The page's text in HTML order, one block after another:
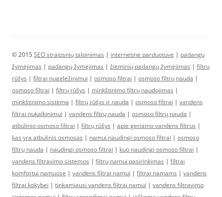
© 2015SEO straipsnių talpinimas | internetine parduotuve | padangų
žymėjimas | padangų žymėjimas | žieminių padangų žymėjimas | filtrų
rūšys | filtrai nugeležinimui | osmoso filtrai | osmoso filtrų nauda |
osmoso filtrai | filtrų rūšys | minkštinimo filtrų naudojimas |
minkštinimo sistema | filtrų rūšys ir nauda | osmoso filtrai | vandens
filtrai nukalkinimui | vandens filtrų nauda | osmoso filtrų nauda |
atbulinio osmoso filtrai | filtrų rūšys | apie geriamo vandens filtrus |
kas yra atbulinis osmosas | namui naudingi osmoso filtrai | osmoso
filtrų nauda | naudingi osmoso filtrai | kuo naudingi osmoso filtrai |
vandens filtravimo sistemos | filtrų namui pasirinkimas | filtrai
komfortui namuose | vandens filtrai namui | filtrai namams | vandens
filtrai kokybei | tinkamiausi vandens filtrai namui | vandens filtravimo